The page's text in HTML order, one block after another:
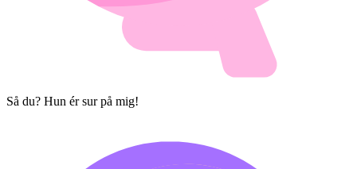
Så du? Hun ér sur på mig!